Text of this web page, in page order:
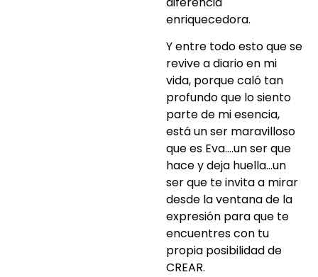
enriquecedora.
Y entre todo esto que se
revive a diario en mi
vida, porque caló tan
profundo que lo siento
parte de mi esencia,
está un ser maravilloso
que es Eva….un ser que
hace y deja huella…un
ser que te invita a mirar
desde la ventana de la
expresión para que te
encuentres con tu
propia posibilidad de
CREAR.